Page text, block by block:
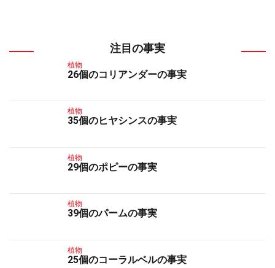
注目の事実
植物
26個のコリアンダーの事実
植物
35個のヒヤシンスの事実
植物
29個のポピーの事実
植物
39個のパームの事実
植物
25個のコーラルベルの事実